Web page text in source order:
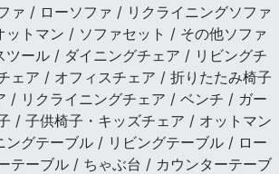
ァ / ローソファ / リクライニングソファ
トマン / ソファセット / その他ソファ
ール / ダイニングチェア / リビングチ
ェア / オフィスチェア / 折りたたみ椅子
/ リクライニングチェア / ベンチ / ガー
/ 子供椅子・キッズチェア / オットマン
グテーブル / リビングテーブル / ロー
テーブル / ちゃぶ台 / カウンターテーブ